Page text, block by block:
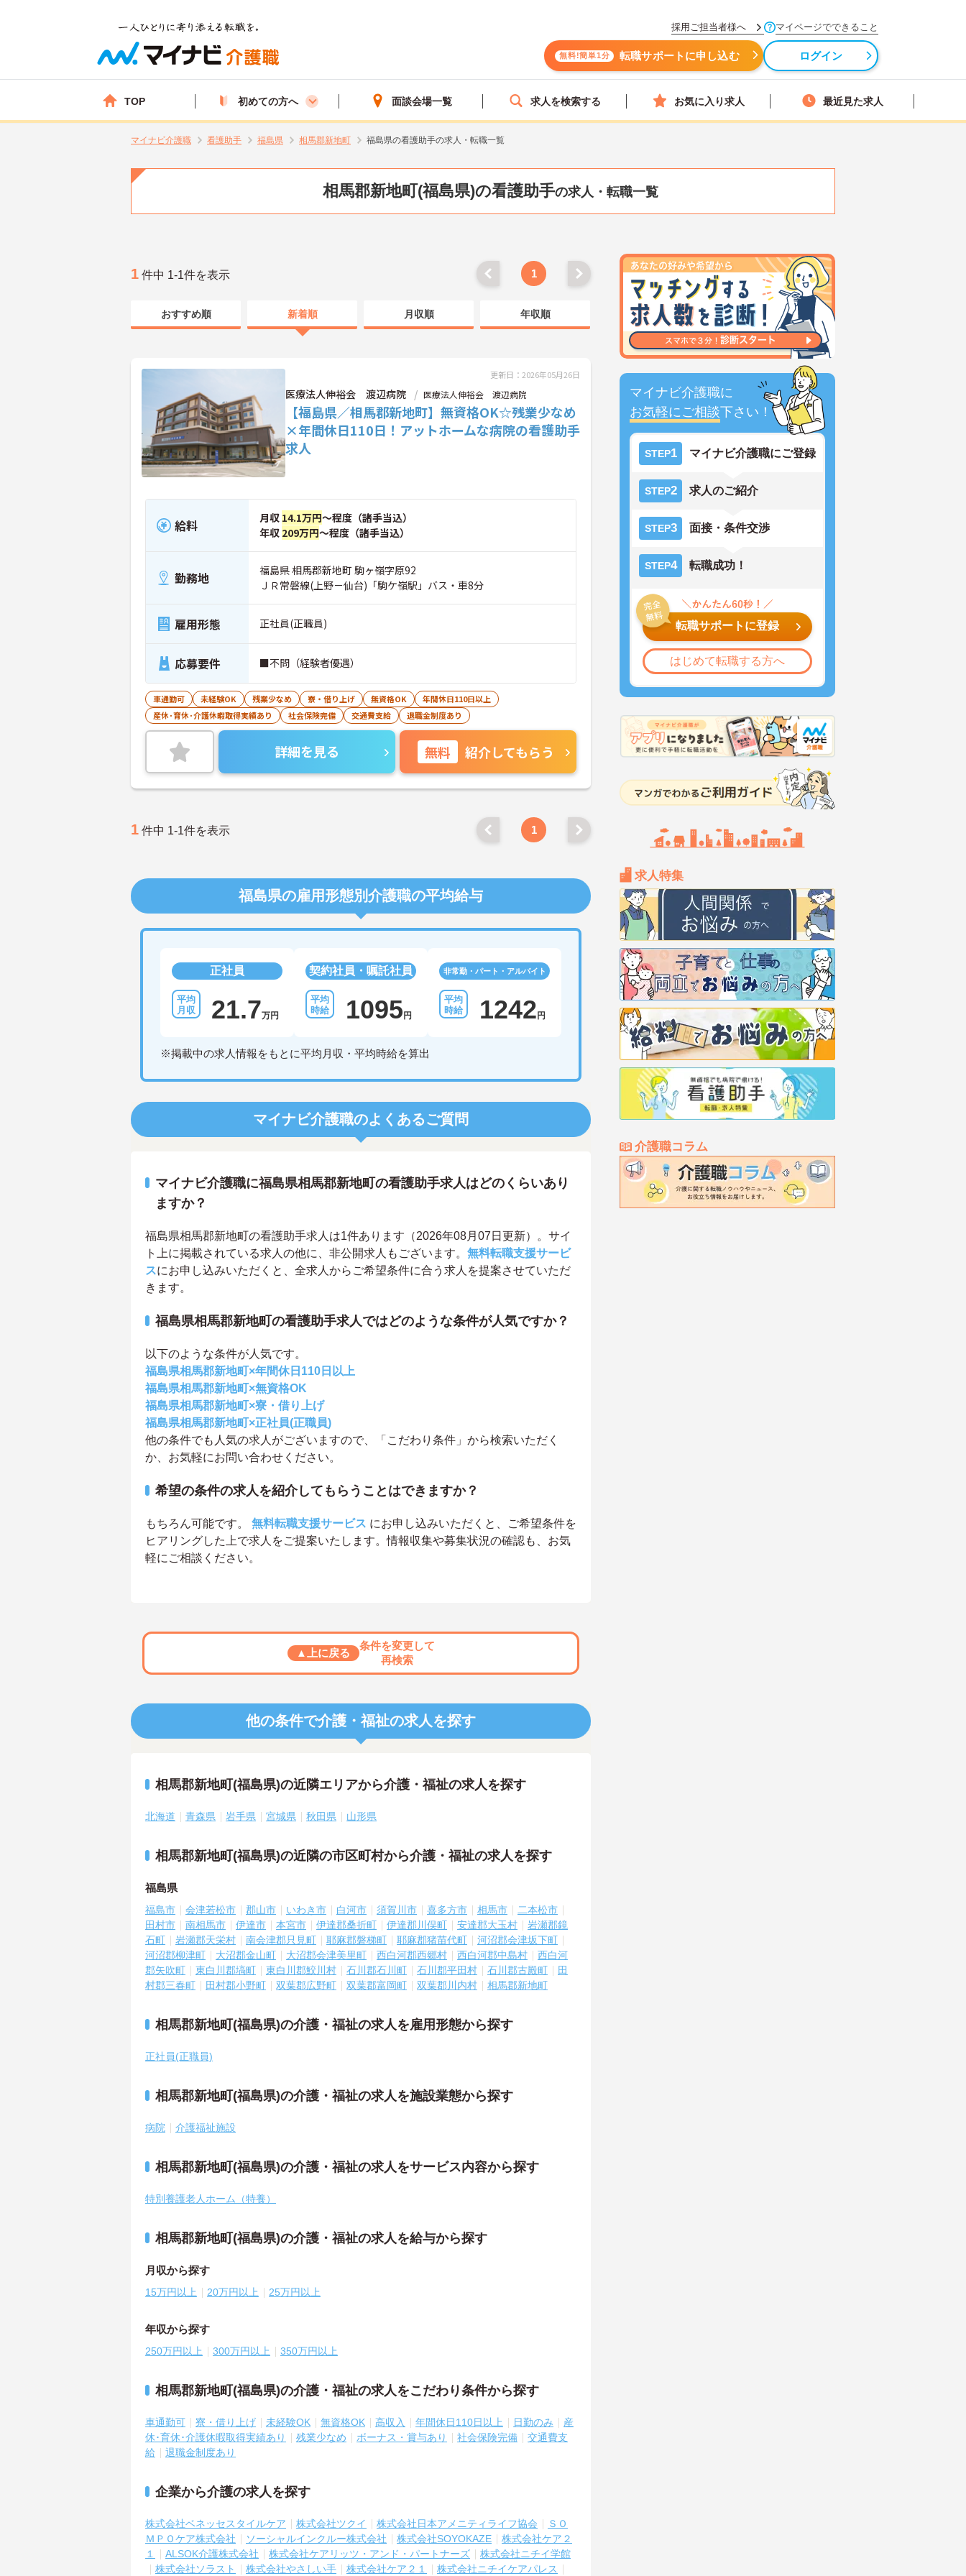
採用ご担当者様へ マイページでできること
無料!簡単1分 転職サポートに申し込む ログイン
TOP 初めての方へ 面談会場一覧 求人を検索する お気に入り求人 最近見た求人
マイナビ介護職 看護助手 福島県 相馬郡新地町 福島県の看護助手の求人・転職一覧
相馬郡新地町(福島県)の看護助手の求人・転職一覧
マイナビ介護職に
お気軽にご相談下さい！
STEP1 マイナビ介護職にご登録
STEP2 求人のご紹介
STEP3 面接・条件交渉
STEP4 転職成功！
転職サポートに登録
はじめて転職する方へ
求人特集
介護職コラム
1 件中 1-1件を表示 1
おすすめ順 新着順 月収順 年収順
更新日：2026年05月26日
医療法人伸裕会 渡辺病院 医療法人伸裕会 渡辺病院
【福島県／相馬郡新地町】無資格OK☆残業少なめ
×年間休日110日！アットホームな病院の看護助手
求人
給料 月収 14.1万円～程度（諸手当込）
年収 209万円～程度（諸手当込）
勤務地
福島県 相馬郡新地町 駒ヶ嶺字原92
ＪＲ常磐線(上野－仙台)「駒ケ嶺駅」バス・車8分
雇用形態 正社員(正職員)
応募要件 ■不問（経験者優遇）
車通勤可 未経験OK 残業少なめ 寮・借り上げ 無資格OK
年間休日110日以上
産休･育休･介護休暇取得実績あり
社会保険完備 交通費支給 退職金制度あり
詳細を見る 無料 紹介してもらう
1 件中 1-1件を表示 1
福島県の雇用形態別介護職の平均給与
正社員
21.7万円
契約社員・嘱託社員
1095円
非常勤・パート・アルバイト
1242円
※掲載中の求人情報をもとに平均月収・平均時給を算出
マイナビ介護職のよくあるご質問
マイナビ介護職に福島県相馬郡新地町の看護助手求人はどのくらいあり
ますか？
福島県相馬郡新地町の看護助手求人は1件あります（2026年08月07日更新）。サイ
ト上に掲載されている求人の他に、非公開求人もございます。 無料転職支援サービ
スにお申し込みいただくと、全求人からご希望条件に合う求人を提案させていただ
きます。
福島県相馬郡新地町の看護助手求人ではどのような条件が人気ですか？
以下のような条件が人気です。
福島県相馬郡新地町×年間休日110日以上
福島県相馬郡新地町×無資格OK
福島県相馬郡新地町×寮・借り上げ
福島県相馬郡新地町×正社員(正職員)
他の条件でも人気の求人がございますので、「こだわり条件」から検索いただく
か、お気軽にお問い合わせください。
希望の条件の求人を紹介してもらうことはできますか？
もちろん可能です。 無料転職支援サービス にお申し込みいただくと、ご希望条件を
ヒアリングした上で求人をご提案いたします。情報収集や募集状況の確認も、お気
軽にご相談ください。
▲上に戻る
条件を変更して
再検索
他の条件で介護・福祉の求人を探す
相馬郡新地町(福島県)の近隣エリアから介護・福祉の求人を探す
北海道 青森県 岩手県 宮城県 秋田県 山形県
相馬郡新地町(福島県)の近隣の市区町村から介護・福祉の求人を探す
福島県
福島市 会津若松市 郡山市 いわき市 白河市 須賀川市 喜多方市 相馬市
二本松市
田村市
南相馬市 伊達市 本宮市 伊達郡桑折町 伊達郡川俣町 安達郡大玉村
岩瀬郡鏡
石町
岩瀬郡天栄村 南会津郡只見町 耶麻郡磐梯町 耶麻郡猪苗代町
河沼郡会津坂下町
河沼郡柳津町
大沼郡金山町 大沼郡会津美里町 西白河郡西郷村 西白河郡中島村
西白河
郡矢吹町
東白川郡塙町 東白川郡鮫川村 石川郡石川町 石川郡平田村 石川郡古殿町
田
村郡三春町
田村郡小野町 双葉郡広野町 双葉郡富岡町 双葉郡川内村 相馬郡新地町
相馬郡新地町(福島県)の介護・福祉の求人を雇用形態から探す
正社員(正職員)
相馬郡新地町(福島県)の介護・福祉の求人を施設業態から探す
病院 介護福祉施設
相馬郡新地町(福島県)の介護・福祉の求人をサービス内容から探す
特別養護老人ホーム（特養）
相馬郡新地町(福島県)の介護・福祉の求人を給与から探す
月収から探す
15万円以上 20万円以上 25万円以上
年収から探す
250万円以上 300万円以上 350万円以上
相馬郡新地町(福島県)の介護・福祉の求人をこだわり条件から探す
車通勤可 寮・借り上げ 未経験OK 無資格OK 高収入 年間休日110日以上 日勤のみ
産
休･育休･介護休暇取得実績あり
残業少なめ ボーナス・賞与あり 社会保険完備
交通費支
給
退職金制度あり
企業から介護の求人を探す
株式会社ベネッセスタイルケア 株式会社ツクイ 株式会社日本アメニティライフ協会
ＳＯ
ＭＰＯケア株式会社
ソーシャルインクルー株式会社 株式会社SOYOKAZE
株式会社ケア２
１
ALSOK介護株式会社 株式会社ケアリッツ・アンド・パートナーズ
株式会社ニチイ学館
株式会社ソラスト
株式会社やさしい手 株式会社ケア２１ 株式会社ニチイケアパレス